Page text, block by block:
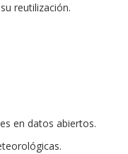
reutilización.
en datos abiertos.